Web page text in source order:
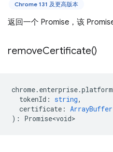
Chrome 131 及更高版本
返回一个 Promise，该
removeCertificate()
chrome. enterprise.
tokenId : string,
certificate : ArrayBuffer
) : Promise<void>